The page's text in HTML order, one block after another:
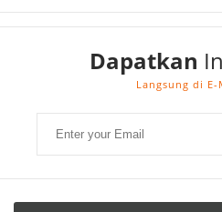
Dapatkan
Langsung di